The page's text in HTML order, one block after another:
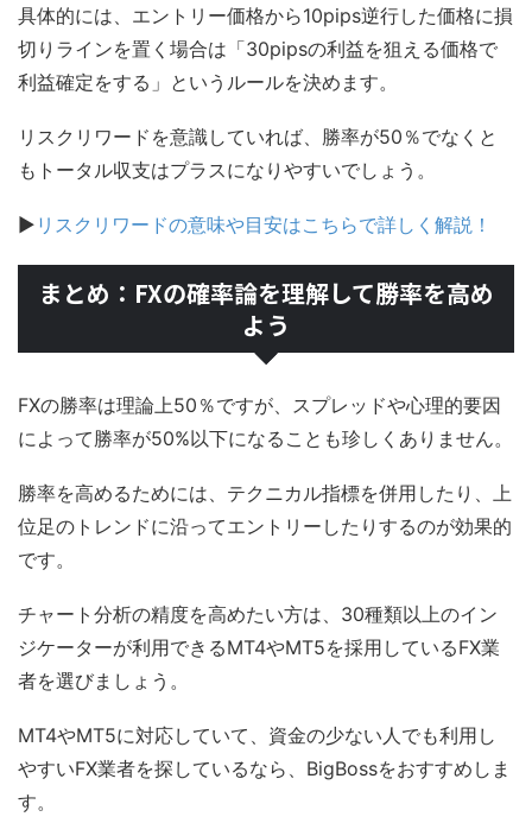
具体的には、エントリー価格から10pips逆行した価格に損
切りラインを置く場合は「30pipsの利益を狙える価格で
利益確定をする」というルールを決めます。
リスクリワードを意識していれば、勝率が50％でなくと
もトータル収支はプラスになりやすいでしょう。
▶ リスクリワードの意味や目安はこちらで詳しく解説！
まとめ：FXの確率論を理解して勝率を高め
よう
FXの勝率は理論上50％ですが、スプレッドや心理的要因
によって勝率が50%以下になることも珍しくありません。
勝率を高めるためには、テクニカル指標を併用したり、上
位足のトレンドに沿ってエントリーしたりするのが効果的
です。
チャート分析の精度を高めたい方は、30種類以上のイン
ジケーターが利用できるMT4やMT5を採用しているFX業
者を選びましょう。
MT4やMT5に対応していて、資金の少ない人でも利用し
やすいFX業者を探しているなら、BigBossをおすすめしま
す。